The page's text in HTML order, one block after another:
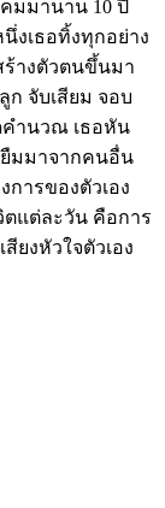
มมานาน 10 ปี
งเธอทิ้งทุกอย่าง
ร้างตัวตนขึ้นมา
ก จับเสียม จอบ
คำนวณ เธอหัน
ยืมมาจากคนอื่น
ารของตัวเอง
แต่ละวัน คือการ
ยงหัวใจตัวเอง